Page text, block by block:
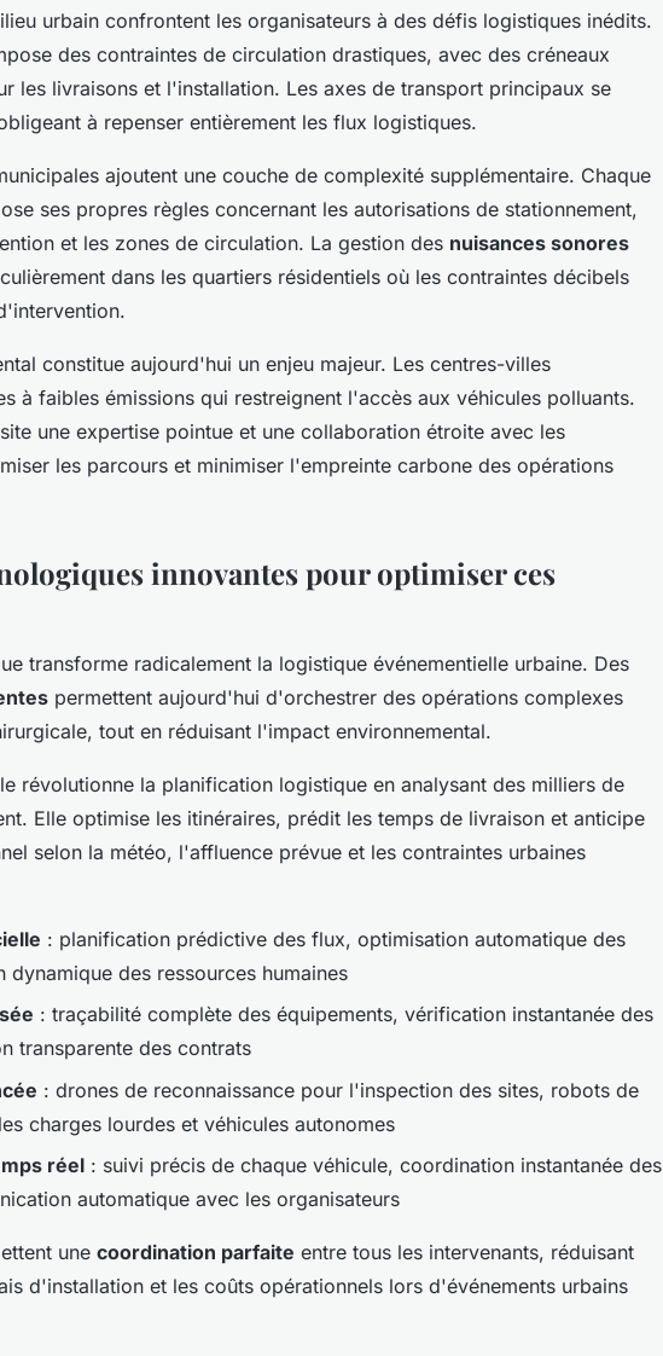
urbain confrontent les organisateurs à des défis logistiques inédits.
des contraintes de circulation drastiques, avec des créneaux
les livraisons et l'installation. Les axes de transport principaux se
à repenser entièrement les flux logistiques.
ajoutent une couche de complexité supplémentaire. Chaque
ses propres règles concernant les autorisations de stationnement,
et les zones de circulation. La gestion des nuisances sonores
dans les quartiers résidentiels où les contraintes décibels
constitue aujourd'hui un enjeu majeur. Les centres-villes
à faibles émissions qui restreignent l'accès aux véhicules polluants.
une expertise pointue et une collaboration étroite avec les
les parcours et minimiser l'empreinte carbone des opérations
innovantes pour optimiser ces
transforme radicalement la logistique événementielle urbaine. Des
permettent aujourd'hui d'orchestrer des opérations complexes
tout en réduisant l'impact environnemental.
révolutionne la planification logistique en analysant des milliers de
Elle optimise les itinéraires, prédit les temps de livraison et anticipe
selon la météo, l'affluence prévue et les contraintes urbaines
: planification prédictive des flux, optimisation automatique des
dynamique des ressources humaines
: traçabilité complète des équipements, vérification instantanée des
transparente des contrats
: drones de reconnaissance pour l'inspection des sites, robots de
charges lourdes et véhicules autonomes
réel : suivi précis de chaque véhicule, coordination instantanée des
automatique avec les organisateurs
une coordination parfaite entre tous les intervenants, réduisant
d'installation et les coûts opérationnels lors d'événements urbains